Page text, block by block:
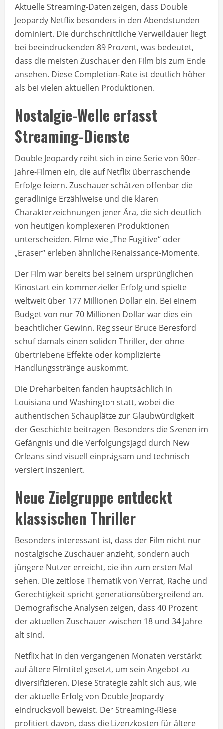
Aktuelle Streaming-Daten zeigen, dass Double
Jeopardy Netflix besonders in den Abendstunden
dominiert. Die durchschnittliche Verweildauer liegt
bei beeindruckenden 89 Prozent, was bedeutet,
dass die meisten Zuschauer den Film bis zum Ende
ansehen. Diese Completion-Rate ist deutlich höher
als bei vielen aktuellen Produktionen.
Nostalgie-Welle erfasst
Streaming-Dienste
Double Jeopardy reiht sich in eine Serie von 90er-
Jahre-Filmen ein, die auf Netflix überraschende
Erfolge feiern. Zuschauer schätzen offenbar die
geradlinige Erzählweise und die klaren
Charakterzeichnungen jener Ära, die sich deutlich
von heutigen komplexeren Produktionen
unterscheiden. Filme wie „The Fugitive“ oder
„Eraser“ erleben ähnliche Renaissance-Momente.
Der Film war bereits bei seinem ursprünglichen
Kinostart ein kommerzieller Erfolg und spielte
weltweit über 177 Millionen Dollar ein. Bei einem
Budget von nur 70 Millionen Dollar war dies ein
beachtlicher Gewinn. Regisseur Bruce Beresford
schuf damals einen soliden Thriller, der ohne
übertriebene Effekte oder komplizierte
Handlungsstränge auskommt.
Die Dreharbeiten fanden hauptsächlich in
Louisiana und Washington statt, wobei die
authentischen Schauplätze zur Glaubwürdigkeit
der Geschichte beitragen. Besonders die Szenen im
Gefängnis und die Verfolgungsjagd durch New
Orleans sind visuell einprägsam und technisch
versiert inszeniert.
Neue Zielgruppe entdeckt
klassischen Thriller
Besonders interessant ist, dass der Film nicht nur
nostalgische Zuschauer anzieht, sondern auch
jüngere Nutzer erreicht, die ihn zum ersten Mal
sehen. Die zeitlose Thematik von Verrat, Rache und
Gerechtigkeit spricht generationsübergreifend an.
Demografische Analysen zeigen, dass 40 Prozent
der aktuellen Zuschauer zwischen 18 und 34 Jahre
alt sind.
Netflix hat in den vergangenen Monaten verstärkt
auf ältere Filmtitel gesetzt, um sein Angebot zu
diversifizieren. Diese Strategie zahlt sich aus, wie
der aktuelle Erfolg von Double Jeopardy
eindrucksvoll beweist. Der Streaming-Riese
profitiert davon, dass die Lizenzkosten für ältere